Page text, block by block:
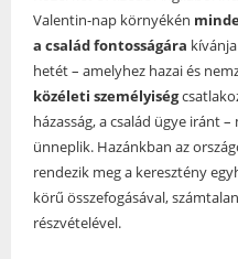
Valentin-nap környékén
a család fontosságára
hetét – amelyhez hazai és
közéleti személyiség
házasság, a család ügye iránt –
ünneplik. Hazánkban az
rendezik meg a keresztény
körű összefogásával,
részvételével.